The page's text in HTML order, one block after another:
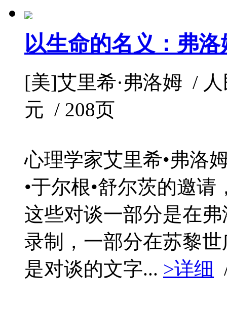
以生命的名义：弗
[美]艾里希·弗洛姆 /
元 / 208页
心理学家艾里希•弗洛
•于尔根•舒尔茨的邀
这些对谈一部分是在
录制，一部分在苏黎
是对谈的文字... >详细